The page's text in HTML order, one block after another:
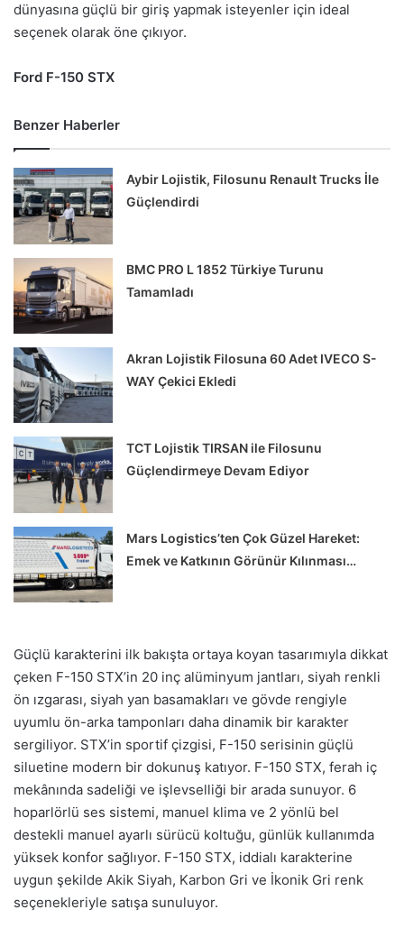
dünyasına güçlü bir giriş yapmak isteyenler için ideal
seçenek olarak öne çıkıyor.
Ford F-150 STX
Benzer Haberler
Aybir Lojistik, Filosunu Renault Trucks İle
Güçlendirdi
BMC PRO L 1852 Türkiye Turunu
Tamamladı
Akran Lojistik Filosuna 60 Adet IVECO S-
WAY Çekici Ekledi
TCT Lojistik TIRSAN ile Filosunu
Güçlendirmeye Devam Ediyor
Mars Logistics’ten Çok Güzel Hareket:
Emek ve Katkının Görünür Kılınması…
Güçlü karakterini ilk bakışta ortaya koyan tasarımıyla dikkat
çeken F-150 STX’in 20 inç alüminyum jantları, siyah renkli
ön ızgarası, siyah yan basamakları ve gövde rengiyle
uyumlu ön-arka tamponları daha dinamik bir karakter
sergiliyor. STX’in sportif çizgisi, F-150 serisinin güçlü
siluetine modern bir dokunuş katıyor. F-150 STX, ferah iç
mekânında sadeliği ve işlevselliği bir arada sunuyor. 6
hoparlörlü ses sistemi, manuel klima ve 2 yönlü bel
destekli manuel ayarlı sürücü koltuğu, günlük kullanımda
yüksek konfor sağlıyor. F-150 STX, iddialı karakterine
uygun şekilde Akik Siyah, Karbon Gri ve İkonik Gri renk
seçenekleriyle satışa sunuluyor.